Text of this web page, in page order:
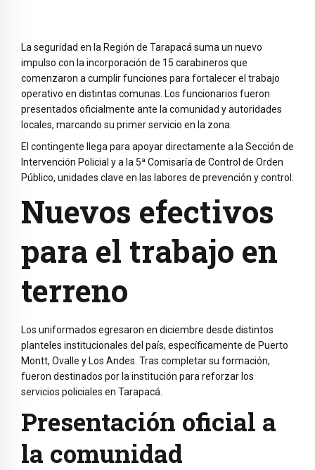
La seguridad en la Región de Tarapacá suma un nuevo
impulso con la incorporación de 15 carabineros que
comenzaron a cumplir funciones para fortalecer el trabajo
operativo en distintas comunas. Los funcionarios fueron
presentados oficialmente ante la comunidad y autoridades
locales, marcando su primer servicio en la zona.
El contingente llega para apoyar directamente a la Sección de
Intervención Policial y a la 5ª Comisaría de Control de Orden
Público, unidades clave en las labores de prevención y control.
Nuevos efectivos
para el trabajo en
terreno
Los uniformados egresaron en diciembre desde distintos
planteles institucionales del país, específicamente de Puerto
Montt, Ovalle y Los Andes. Tras completar su formación,
fueron destinados por la institución para reforzar los
servicios policiales en Tarapacá.
Presentación oficial a
la comunidad